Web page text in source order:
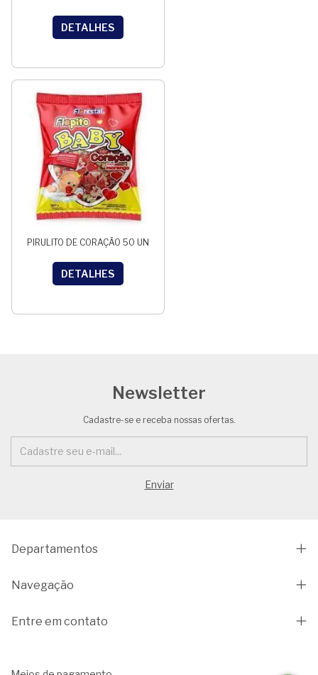
DETALHES
PIRULITO DE CORAÇÃO 50 UN
DETALHES
Newsletter
Cadastre-se e receba nossas ofertas.
Departamentos
Navegação
Entre em contato